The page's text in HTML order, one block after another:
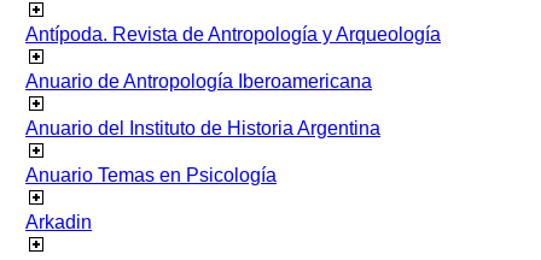
Antípoda. Revista de Antropología y Arqueología
Anuario de Antropología Iberoamericana
Anuario del Instituto de Historia Argentina
Anuario Temas en Psicología
Arkadin